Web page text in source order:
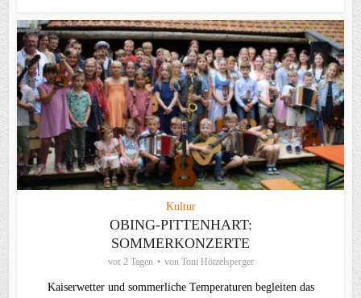
Kultur
OBING-PITTENHART:
SOMMERKONZERTE
vor 2 Tagen von Toni Hötzelsperger
Kaiserwetter und sommerliche Temperaturen begleiten das